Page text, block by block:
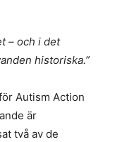
– och i det
historiska.”
Autism Action
är
två av de